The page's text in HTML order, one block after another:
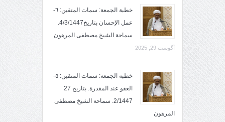
خطبة الجمعة: سمات المتقين: ٦-
عمل الإحسان بتاريخ4/3/1447.
سماحة الشيخ مصطفى المرهون
آگوست 29, 2025
خطبة الجمعة: سمات المتقين: ٥-
العفو عند المقدرة. بتاريخ 27
2/1447. سماحة الشيخ مصطفى
المرهون